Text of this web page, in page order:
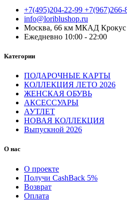
+7(495)204-22-99 +7(967)266-
info@loriblushop.ru
Москва, 66 км МКАД
Ежедневно 10:00 - 22:00
Категории
ПОДАРОЧНЫЕ КАРТЫ
КОЛЛЕКЦИЯ ЛЕТО 2026
ЖЕНСКАЯ ОБУВЬ
АКСЕССУАРЫ
АУТЛЕТ
НОВАЯ КОЛЛЕКЦИЯ
Выпускной 2026
О нас
О проекте
Получи CashBack 5%
Возврат
Оплата